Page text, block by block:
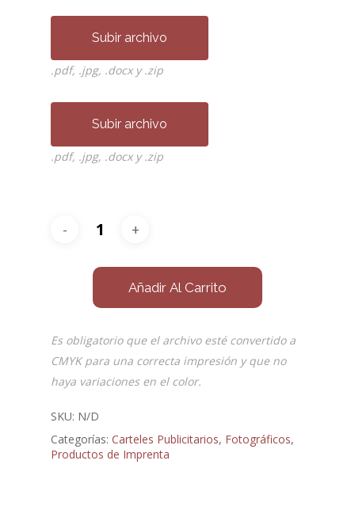
Subir archivo
.pdf, .jpg, .docx y .zip
Subir archivo
.pdf, .jpg, .docx y .zip
Añadir Al Carrito
Es obligatorio que el archivo esté convertido a
CMYK para una correcta impresión y que no
haya variaciones en el color.
SKU: N/D
Categorías: Carteles Publicitarios, Fotográficos,
Productos de Imprenta